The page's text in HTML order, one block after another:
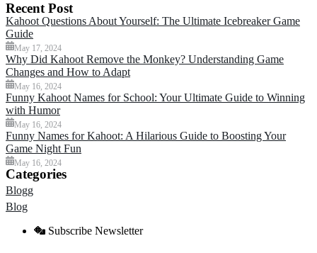
Recent Post
Kahoot Questions About Yourself: The Ultimate Icebreaker Game
Guide
May 17, 2024
Why Did Kahoot Remove the Monkey? Understanding Game
Changes and How to Adapt
May 16, 2024
Funny Kahoot Names for School: Your Ultimate Guide to Winning
with Humor
May 16, 2024
Funny Names for Kahoot: A Hilarious Guide to Boosting Your
Game Night Fun
May 16, 2024
Categories
Blogg
Blog
Subscribe Newsletter